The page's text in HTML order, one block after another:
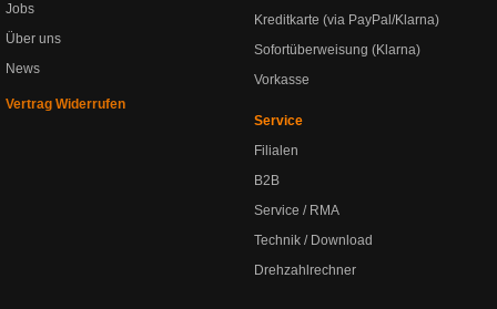
Jobs
Über uns
News
Vertrag Widerrufen
Kreditkarte (via PayPal/Klarna)
Sofortüberweisung (Klarna)
Vorkasse
Service
Filialen
B2B
Service / RMA
Technik / Download
Drehzahlrechner